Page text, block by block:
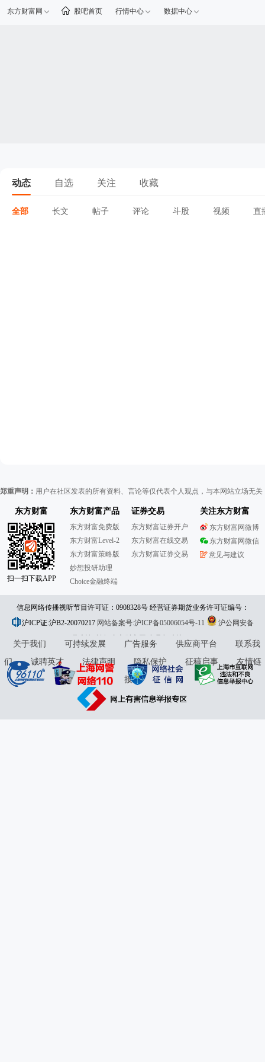
东方财富网 股吧首页 行情中心 数据中心
动态 自选 关注 收藏
全部 长文 帖子 评论 斗股 视频 直
郑重声明： 用户在社区发表的所有资料、言论等仅代表个人观点，与本网站立场无
东方财富
扫一扫下载APP
东方财富产品
东方财富免费版
东方财富Level-2
东方财富策略版
妙想投研助理
Choice金融终端
证券交易
东方财富证券开户
东方财富在线交易
东方财富证券交易
关注东方财富
东方财富网微博
东方财富网微信
意见与建议
信息网络传播视听节目许可证：0908328号 经营证券期货业务许可证编号：
913101046312860336 违法和不良信息举报:021-61278686 举报邮箱：
jubao@eastmoney.com
沪ICP证:沪B2-20070217 网站备案号:沪ICP备05006054号-11
沪公网安备
31010402000120号版权所有:东方财富网意见与建议:4000300059/952500
关于我们 可持续发展 广告服务 供应商平台
联系我
们
诚聘英才 法律声明 隐私保护 征稿启事
友情链
接